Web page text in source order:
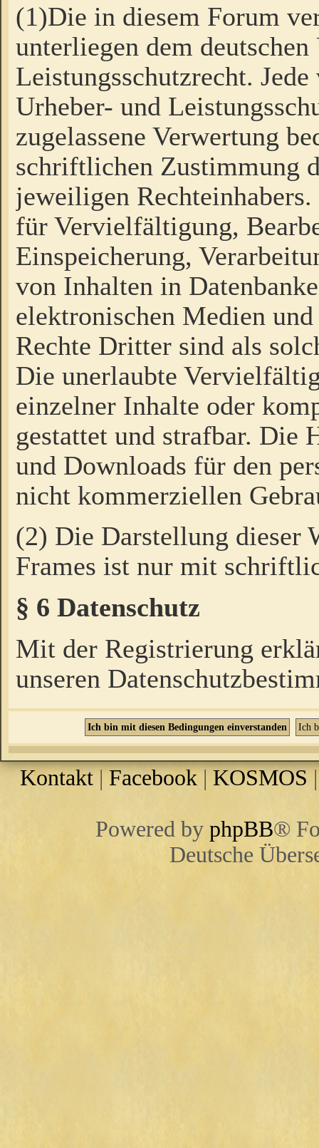
(1)Die in diesem Forum
unterliegen dem
Leistungsschutzrecht.
Urheber- und
zugelassene Verwertung
schriftlichen Zustimmung
jeweiligen
für Vervielfältigung,
Einspeicherung,
von Inhalten in
elektronischen Medien
Rechte Dritter sind als
Die unerlaubte
einzelner Inhalte oder
gestattet und strafbar. Die
und Downloads für den
nicht kommerziellen
(2) Die Darstellung dieser
Frames ist nur mit
§ 6 Datenschutz
Mit der Registrierung
unseren
Kontakt |Facebook | KOSMOS
Powered by phpBB®
Deutsche